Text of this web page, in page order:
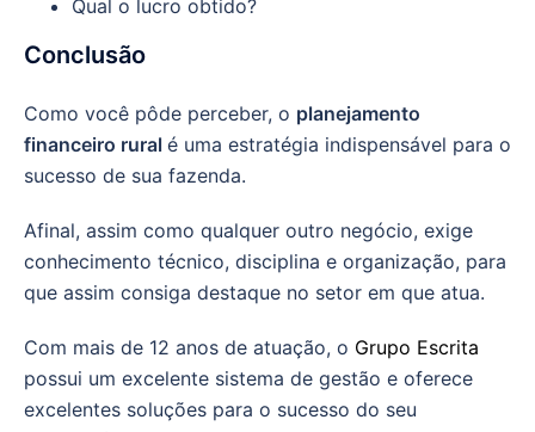
Qual o lucro obtido?
Conclusão
Como você pôde perceber, o planejamento
financeiro rural é uma estratégia indispensável para o
sucesso de sua fazenda.
Afinal, assim como qualquer outro negócio, exige
conhecimento técnico, disciplina e organização, para
que assim consiga destaque no setor em que atua.
Com mais de 12 anos de atuação, o Grupo Escrita
possui um excelente sistema de gestão e oferece
excelentes soluções para o sucesso do seu